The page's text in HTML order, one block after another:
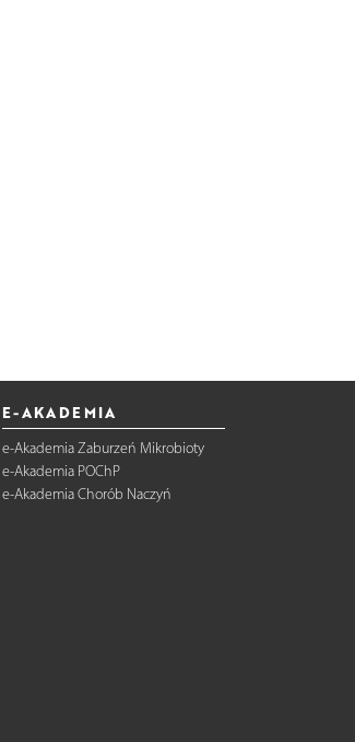
E-AKADEMIA
e-Akademia Zaburzeń Mikrobioty
e-Akademia POChP
e-Akademia Chorób Naczyń